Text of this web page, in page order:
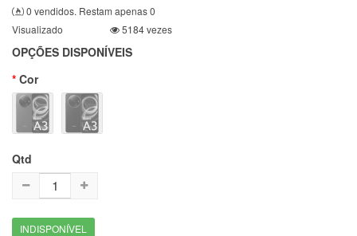
0 vendidos. Restam apenas 0
Visualizado
5184 vezes
OPÇÕES DISPONÍVEIS
Cor
Qtd
INDISPONÍVEL